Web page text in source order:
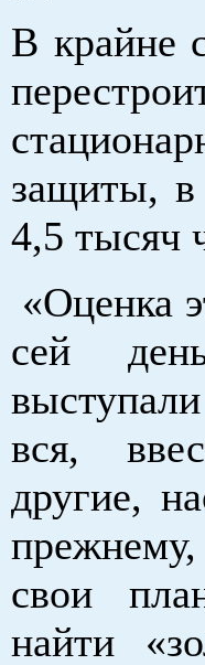
В крайне
защиты, в
4,5 тысяч
«Оценка
сей
вся,
другие,
свои
найти